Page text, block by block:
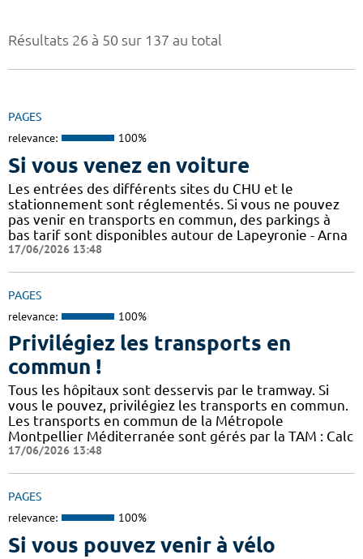
Résultats 26 à 50 sur 137 au total
PAGES
relevance: 100%
Si vous venez en voiture
Les entrées des différents sites du CHU et le
stationnement sont réglementés. Si vous ne pouvez
pas venir en transports en commun, des parkings à
bas tarif sont disponibles autour de Lapeyronie - Arna
17/06/2026 13:48
PAGES
relevance: 100%
Privilégiez les transports en
commun !
Tous les hôpitaux sont desservis par le tramway. Si
vous le pouvez, privilégiez les transports en commun.
Les transports en commun de la Métropole
Montpellier Méditerranée sont gérés par la TAM : Calc
17/06/2026 13:48
PAGES
relevance: 100%
Si vous pouvez venir à vélo